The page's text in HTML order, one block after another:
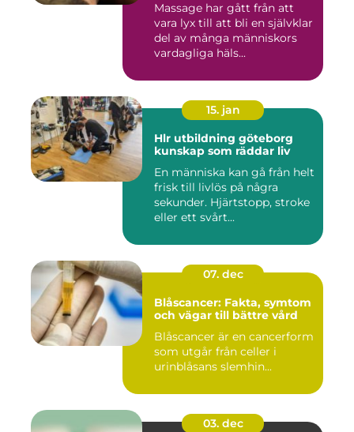
Massage har gått från att
vara lyx till att bli en självklar
del av många människors
vardagliga häls...
15. jan
Hlr utbildning göteborg
kunskap som räddar liv
En människa kan gå från helt
frisk till livlös på några
sekunder. Hjärtstopp, stroke
eller ett svårt...
07. dec
Blåscancer: Fakta, symtom
och vägar till bättre vård
Blåscancer är en cancerform
som utgår från celler i
urinblåsans slemhin...
03. dec